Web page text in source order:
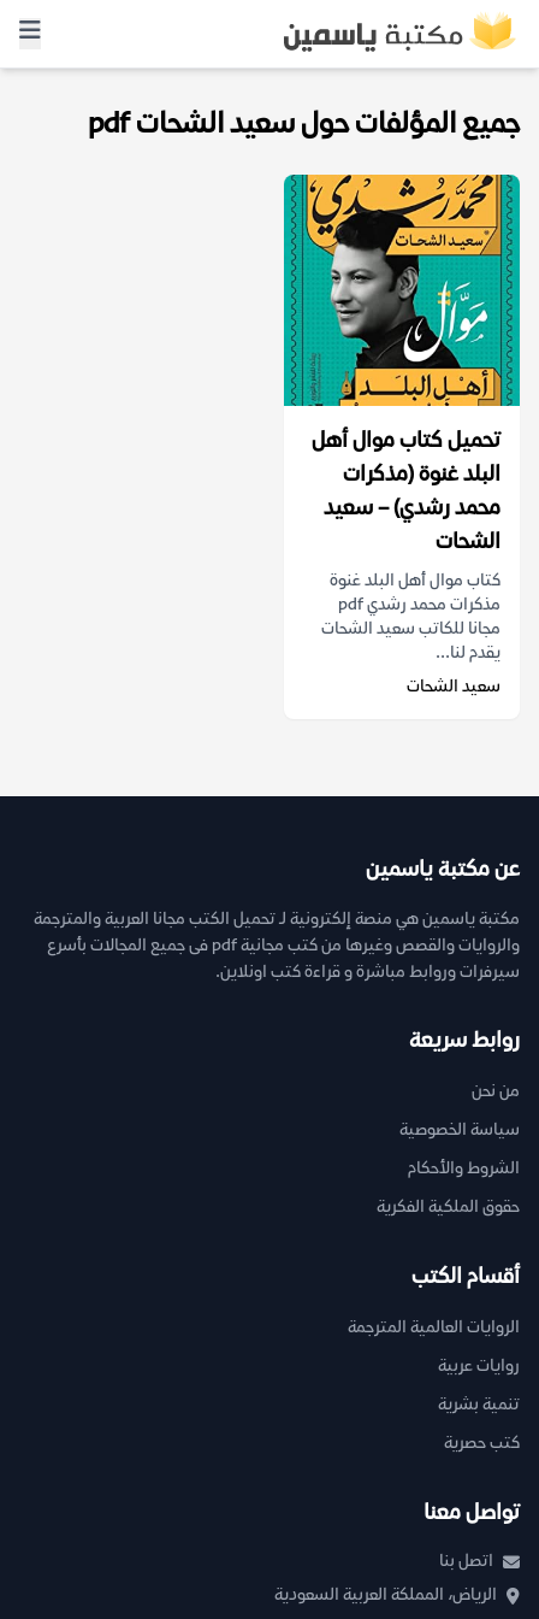
جميع المؤلفات حول سعيد الشحات pdf
تحميل كتاب موال أهل
البلد غنوة (مذكرات
محمد رشدي) – سعيد
الشحات
كتاب موال أهل البلد غنوة
مذكرات محمد رشدي pdf
مجانا للكاتب سعيد الشحات
يقدم لنا...
سعيد الشحات
عن مكتبة ياسمين
مكتبة ياسمين هي منصة إلكترونية لـ تحميل الكتب مجانا العربية والمترجمة
والروايات والقصص وغيرها من كتب مجانية pdf فى جميع المجالات بأسرع
سيرفرات وروابط مباشرة و قراءة كتب اونلاين.
روابط سريعة
من نحن
سياسة الخصوصية
الشروط والأحكام
حقوق الملكية الفكرية
أقسام الكتب
الروايات العالمية المترجمة
روايات عربية
تنمية بشرية
كتب حصرية
تواصل معنا
اتصل بنا
الرياض، المملكة العربية السعودية